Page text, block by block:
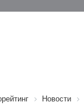
Новости